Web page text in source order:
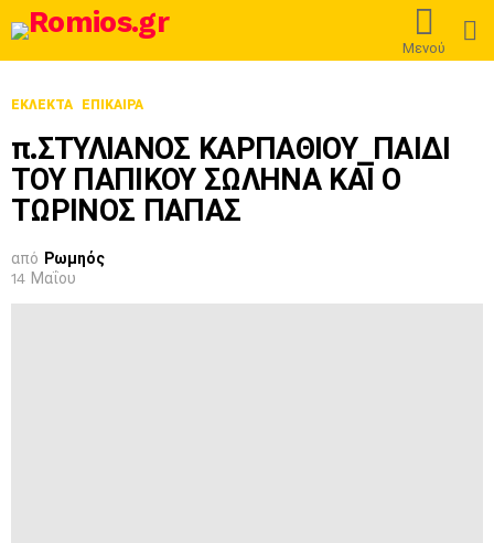
Μενού
ΕΚΛΕΚΤΆ ΕΠΊΚΑΙΡΑ
π.ΣΤΥΛΙΑΝΟΣ ΚΑΡΠΑΘΙΟΥ_ΠΑΙΔΙ
ΤΟΥ ΠΑΠΙΚΟΥ ΣΩΛΗΝΑ ΚΑΙ Ο
ΤΩΡΙΝΟΣ ΠΑΠΑΣ
από Ρωμηός
14 Μαΐου